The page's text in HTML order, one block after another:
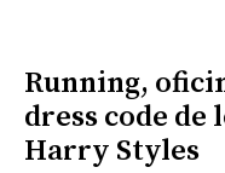
Running,
dress code de
Harry Styles